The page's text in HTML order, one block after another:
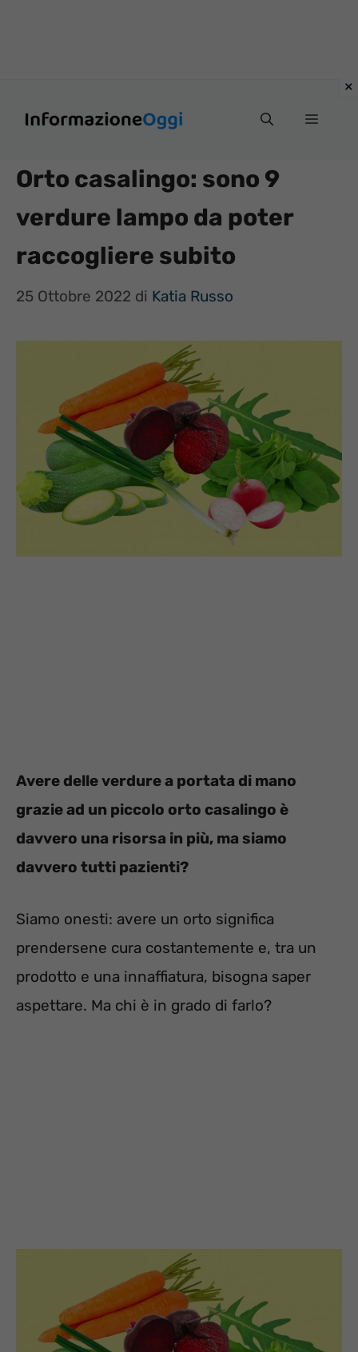
Menu
Orto casalingo: sono 9
verdure lampo da poter
raccogliere subito
25 Ottobre 2022 di Katia Russo
Avere delle verdure a portata di mano
grazie ad un piccolo orto casalingo è
davvero una risorsa in più, ma siamo
davvero tutti pazienti?
Siamo onesti: avere un orto significa
prendersene cura costantemente e, tra un
prodotto e una innaffiatura, bisogna saper
aspettare. Ma chi è in grado di farlo?